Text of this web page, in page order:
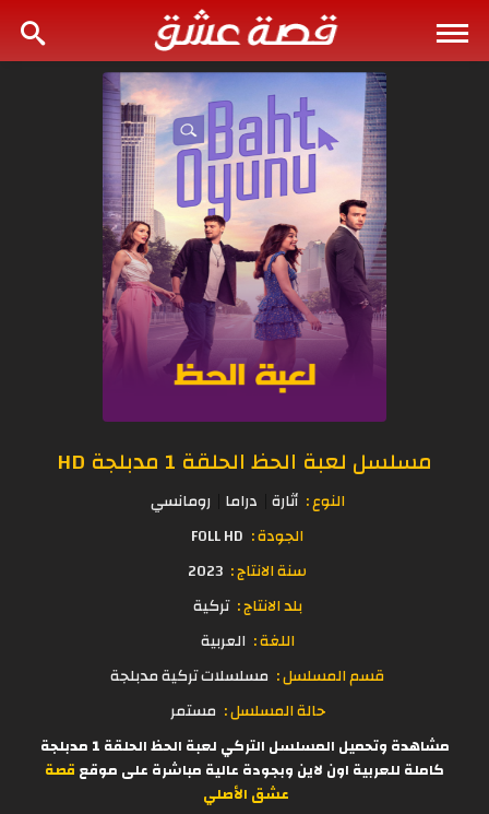
مسلسل لعبة الحظ الحلقة 1 مدبلجة HD
النوع : أثارة دراما رومانسي
الجودة : FOLL HD
سنة الانتاج : 2023
بلد الانتاج : تركية
اللغة : العربية
قسم المسلسل : مسلسلات تركية مدبلجة
حالة المسلسل : مستمر
مشاهدة وتحميل المسلسل التركي لعبة الحظ الحلقة 1 مدبلجة
كاملة للعربية اون لاين وبجودة عالية مباشرة على موقع قصة
عشق الأصلي